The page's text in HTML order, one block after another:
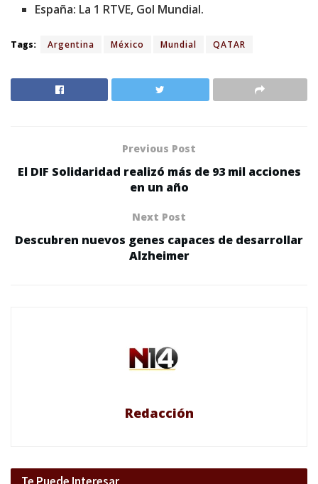
España: La 1 RTVE, Gol Mundial.
Tags: Argentina México Mundial QATAR
Previous Post
El DIF Solidaridad realizó más de 93 mil acciones
en un año
Next Post
Descubren nuevos genes capaces de desarrollar
Alzheimer
Redacción